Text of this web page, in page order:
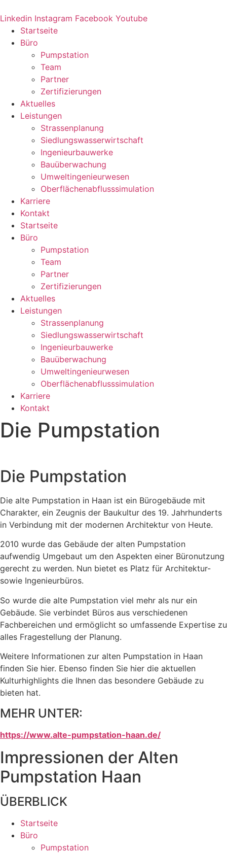
Inhalt
springen
Linkedin Instagram Facebook Youtube
Startseite
Büro
Pumpstation
Team
Partner
Zertifizierungen
Aktuelles
Leistungen
Strassenplanung
Siedlungswasserwirtschaft
Ingenieurbauwerke
Bauüberwachung
Umweltingenieurwesen
Oberflächenabflusssimulation
Karriere
Kontakt
Startseite
Büro
Pumpstation
Team
Partner
Zertifizierungen
Aktuelles
Leistungen
Strassenplanung
Siedlungswasserwirtschaft
Ingenieurbauwerke
Bauüberwachung
Umweltingenieurwesen
Oberflächenabflusssimulation
Karriere
Kontakt
Die Pumpstation
Die Pumpstation
Die alte Pumpstation in Haan ist ein Bürogebäude mit
Charakter, ein Zeugnis der Baukultur des 19. Jahrhunderts
in Verbindung mit der modernen Architektur von Heute.
2010 wurde das Gebäude der alten Pumpstation
aufwendig Umgebaut um den Aspekten einer Büronutzung
gerecht zu werden. Nun bietet es Platz für Architektur-
sowie Ingenieurbüros.
So wurde die alte Pumpstation viel mehr als nur ein
Gebäude. Sie verbindet Büros aus verschiedenen
Fachbereichen und ermöglicht so umfassende Expertise zu
alles Fragestellung der Planung.
Weitere Informationen zur alten Pumpstation in Haan
finden Sie hier. Ebenso finden Sie hier die aktuellen
Kulturhighlights die Ihnen das besondere Gebäude zu
bieten hat.
MEHR UNTER:
https://www.alte-pumpstation-haan.de/
Impressionen der Alten
Pumpstation Haan
ÜBERBLICK
Startseite
Büro
Pumpstation